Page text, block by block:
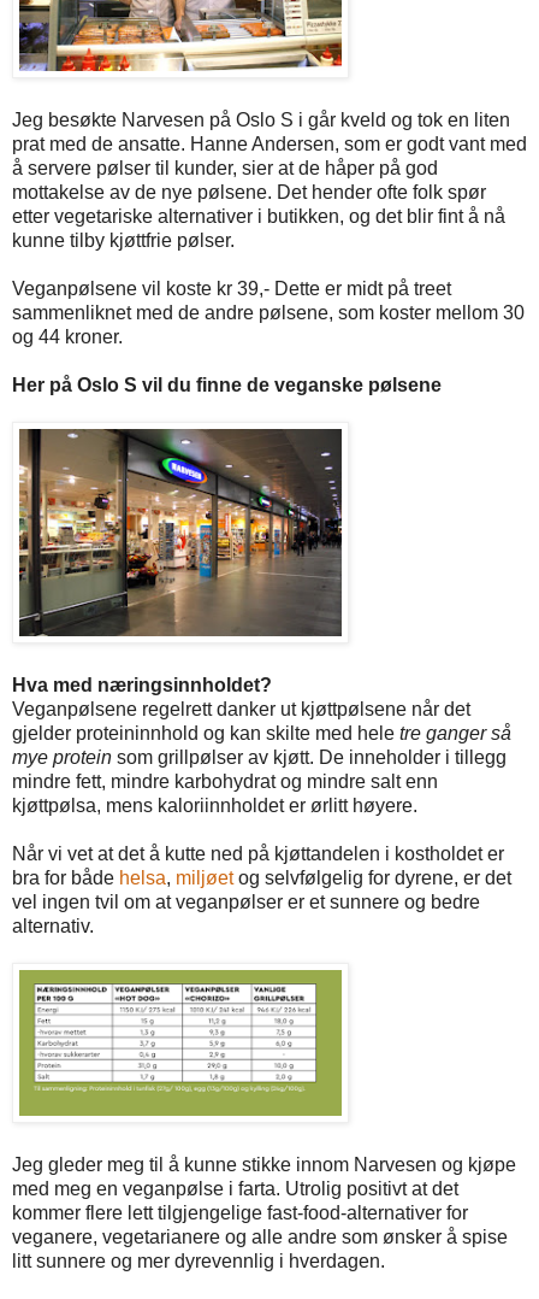
Jeg besøkte Narvesen på Oslo S i går kveld og tok en liten
prat med de ansatte. Hanne Andersen, som er godt vant med
å servere pølser til kunder, sier at de håper på god
mottakelse av de nye pølsene. Det hender ofte folk spør
etter vegetariske alternativer i butikken, og det blir fint å nå
kunne tilby kjøttfrie pølser.
Veganpølsene vil koste kr 39,- Dette er midt på treet
sammenliknet med de andre pølsene, som koster mellom 30
og 44 kroner.
Her på Oslo S vil du finne de veganske pølsene
Hva med næringsinnholdet?
Veganpølsene regelrett danker ut kjøttpølsene når det
gjelder proteininnhold og kan skilte med hele tre ganger så
mye protein som grillpølser av kjøtt. De inneholder i tillegg
mindre fett, mindre karbohydrat og mindre salt enn
kjøttpølsa, mens kaloriinnholdet er ørlitt høyere.
Når vi vet at det å kutte ned på kjøttandelen i kostholdet er
bra for både helsa, miljøetog selvfølgelig for dyrene, er det
vel ingen tvil om at veganpølser er et sunnere og bedre
alternativ.
Jeg gleder meg til å kunne stikke innom Narvesen og kjøpe
med meg en veganpølse i farta. Utrolig positivt at det
kommer flere lett tilgjengelige fast-food-alternativer for
veganere, vegetarianere og alle andre som ønsker å spise
litt sunnere og mer dyrevennlig i hverdagen.